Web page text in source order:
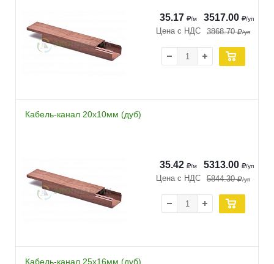
3517.00 /уп
3868.70 /уп
35.17 /м
Цена с НДС
Кабель-канал 20х10мм (дуб)
5313.00 /уп
5844.30 /уп
35.42 /м
Цена с НДС
Кабель-канал 25х16мм (дуб)